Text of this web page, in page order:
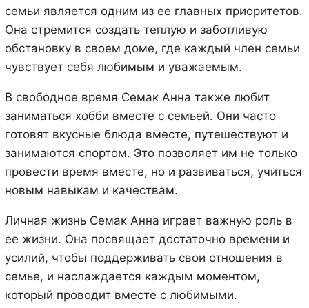
семьи является одним из ее главных приоритетов.
Она стремится создать теплую и заботливую
обстановку в своем доме, где каждый член семьи
чувствует себя любимым и уважаемым.
В свободное время Семак Анна также любит
заниматься хобби вместе с семьей. Они часто
готовят вкусные блюда вместе, путешествуют и
занимаются спортом. Это позволяет им не только
провести время вместе, но и развиваться, учиться
новым навыкам и качествам.
Личная жизнь Семак Анна играет важную роль в
ее жизни. Она посвящает достаточно времени и
усилий, чтобы поддерживать свои отношения в
семье, и наслаждается каждым моментом,
который проводит вместе с любимыми.